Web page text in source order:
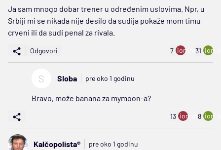
Ja sam mnogo dobar trener u određenim uslovima. Npr, u
Srbiji mi se nikada nije desilo da sudija pokaže mom timu
crveni ili da sudi penal za rivala.
Odgovori 7 ion:minus
31
S SIoba pre oko 1 godinu
Bravo, može banana za mymoon-a?
13 ion:minus
8
Kalčopolista® pre oko 1 godinu